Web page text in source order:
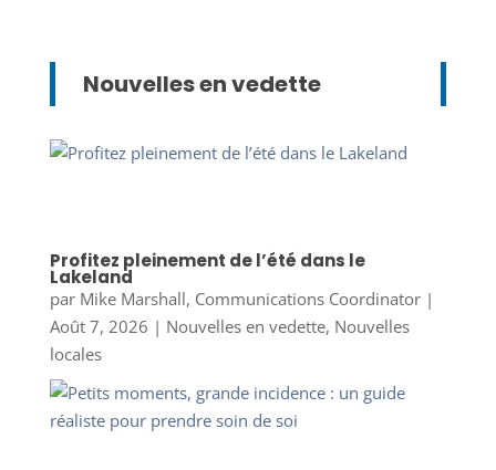
Nouvelles en vedette
Profitez pleinement de l’été dans le
Lakeland
par Mike Marshall, Communications Coordinator|
Août 7, 2026 | Nouvelles en vedette, Nouvelles
locales